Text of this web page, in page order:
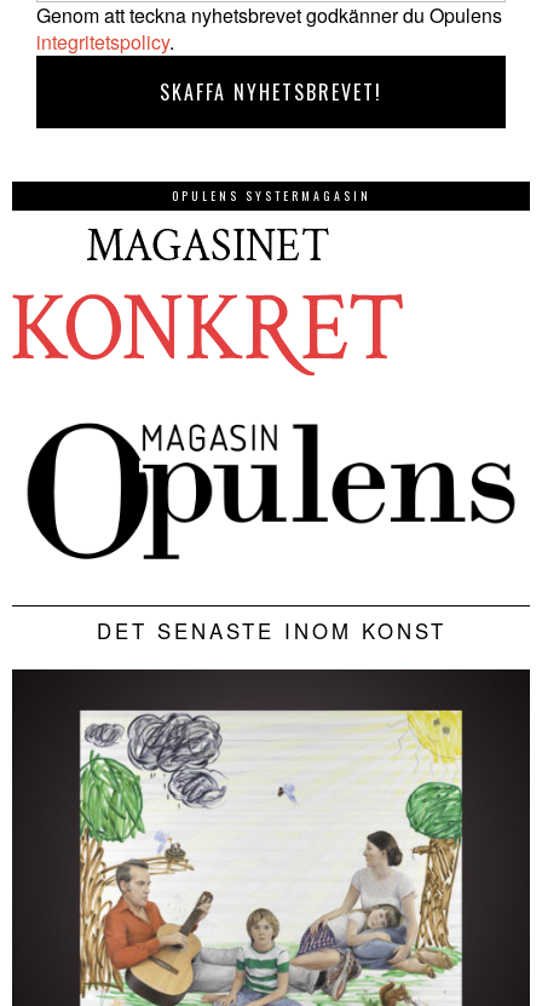
Genom att teckna nyhetsbrevet godkänner du Opulens
integritetspolicy.
OPULENS SYSTERMAGASIN
DET SENASTE INOM KONST